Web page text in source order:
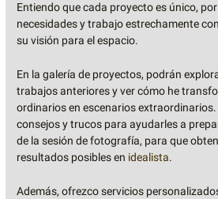
Entiendo que cada proyecto es único,
necesidades y trabajo estrechamente
su visión para el espacio.
En la galería de proyectos, podrán
trabajos anteriores y ver cómo he
ordinarios en escenarios
consejos y trucos para ayudarles a
de la sesión de fotografía, para que
resultados posibles en idealista.
Además, ofrezco servicios